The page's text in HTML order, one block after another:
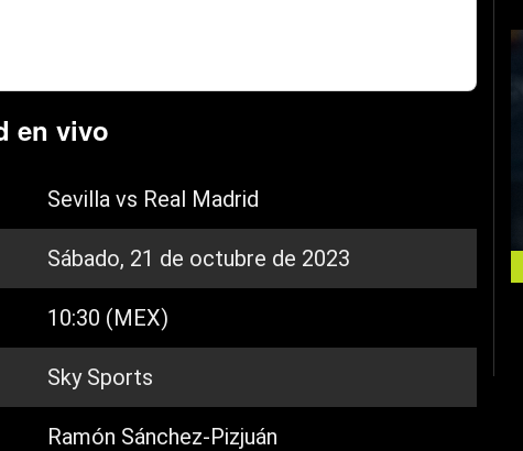
en vivo
Sevilla vs Real Madrid
Sábado, 21 de octubre de 2023
10:30 (MEX)
Sky Sports
Ramón Sánchez-Pizjuán